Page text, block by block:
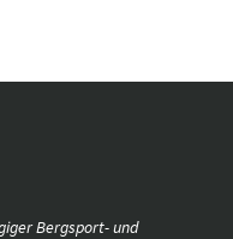
Bergsport- und